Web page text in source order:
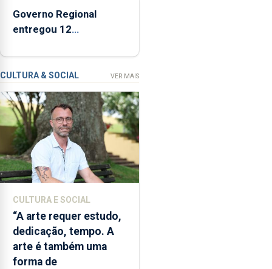
criação
financiamento
para
os
bombeiros
dos
Açores
com
responsabilidades
partilhadas
entre
o
Governo
Regional
Governo Regional
entregou 12
freguesia da Maia
CULTURA & SOCIAL VER MAIS
CULTURA E SOCIAL
“A arte requer estudo,
dedicação, tempo. A
arte é também uma
forma de